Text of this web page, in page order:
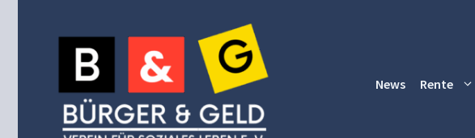
News Rente